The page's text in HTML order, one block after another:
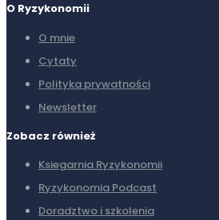
O Ryzykonomii
O mnie
Cytaty
Polityka prywatności
Newsletter
Zobacz również
Ksiegarnia Ryzykonomii
Ryzykonomia Podcast
Doradztwo i szkolenia